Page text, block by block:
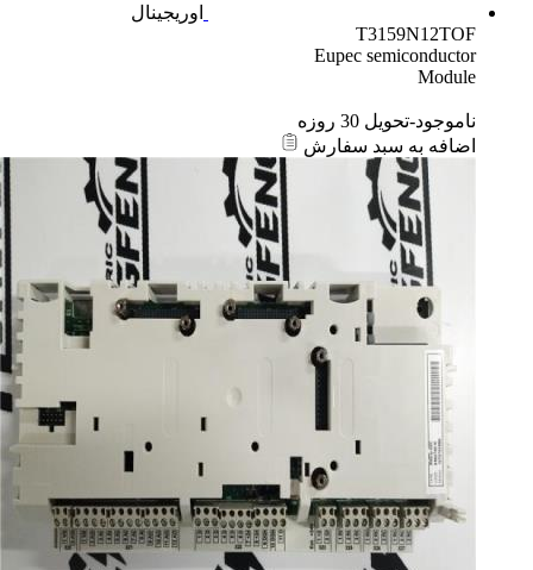
اوریجینال
T3159N12TOF
Eupec semiconductor
Module
ناموجود-تحویل 30 روزه
اضافه به سبد سفارش